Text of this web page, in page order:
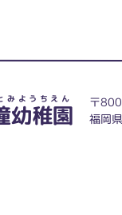
み よ う ち え ん
幼稚園 〒
福岡